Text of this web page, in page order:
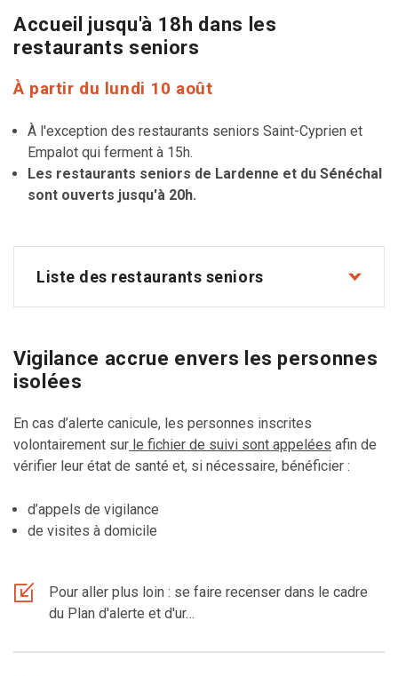
Accueil jusqu'à 18h dans les
restaurants seniors
À partir du lundi 10 août
À l'exception des restaurants seniors Saint-Cyprien et
Empalot qui ferment à 15h.
Les restaurants seniors de Lardenne et du Sénéchal
sont ouverts jusqu'à 20h.
Liste des restaurants seniors
Vigilance accrue envers les personnes
isolées
En cas d’alerte canicule, les personnes inscrites
volontairement sur le fichier de suivi sont appelées afin de
vérifier leur état de santé et, si nécessaire, bénéficier :
d’appels de vigilance
de visites à domicile
Pour aller plus loin : se faire recenser dans le cadre
du Plan d'alerte et d'ur…